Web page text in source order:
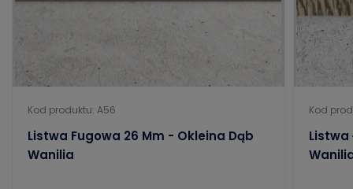
Kod produktu: A56
Listwa Fugowa 26 Mm - Okleina Dąb
Wanilia
Kod
Listwa